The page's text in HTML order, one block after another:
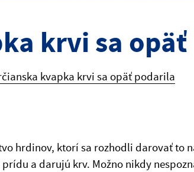
krvi sa
kvapka krvi sa opäť podarila
hrdinov, ktorí sa rozhodli darovať to
a darujú krv. Možno nikdy